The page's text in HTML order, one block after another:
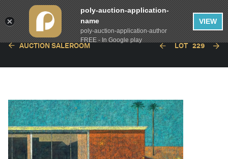
AUCTION SALEROOM LOT 229
poly-auction-application-
name
poly-auction-application-author
FREE - In Google play
VIEW